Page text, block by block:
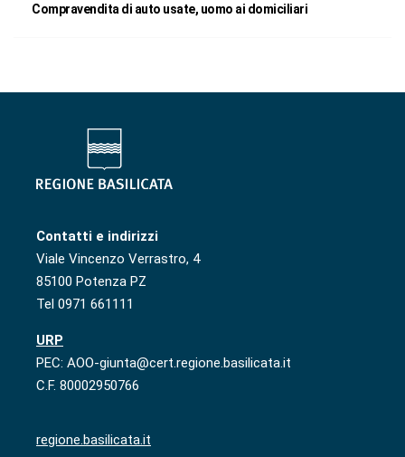
Compravendita di auto usate, uomo ai domiciliari
Contatti e indirizzi
Viale Vincenzo Verrastro, 4
85100 Potenza PZ
Tel 0971 661111
URP
PEC: AOO-giunta@cert.regione.basilicata.it
C.F. 80002950766
regione.basilicata.it